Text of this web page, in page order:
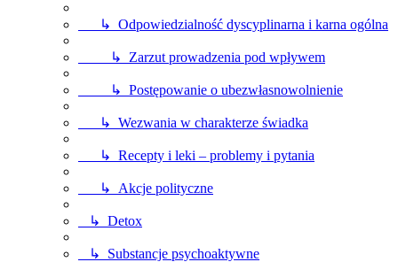
↳ Odpowiedzialność dyscyplinarna i karna ogólna
↳ Zarzut prowadzenia pod wpływem
↳ Postępowanie o ubezwłasnowolnienie
↳ Wezwania w charakterze świadka
↳ Recepty i leki – problemy i pytania
↳ Akcje polityczne
↳ Detox
↳ Substancje psychoaktywne